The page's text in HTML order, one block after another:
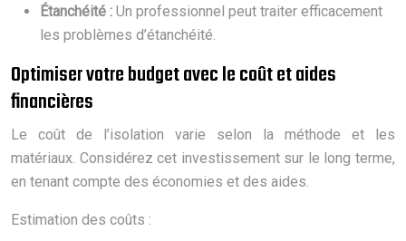
Étanchéité : Un professionnel peut traiter efficacement
les problèmes d’étanchéité.
Optimiser votre budget avec le coût et aides
financières
Le coût de l’isolation varie selon la méthode et les
matériaux. Considérez cet investissement sur le long terme,
en tenant compte des économies et des aides.
Estimation des coûts :